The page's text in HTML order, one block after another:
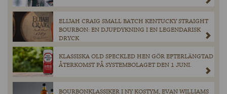
ELIJAH CRAIG SMALL BATCH KENTUCKY STRAIGHT
BOURBON: EN DJUPDYKNING I EN LEGENDARISK
DRYCK
KLASSISKA OLD SPECKLED HEN GÖR EFTERLÄNGTAD
ÅTERKOMST PÅ SYSTEMBOLAGET DEN 1 JUNI.
BOURBONKLASSIKER I NY KOSTYM, EVAN WILLIAMS